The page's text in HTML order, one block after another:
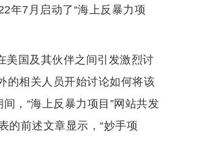
年7月启动了“海上反暴力项
美国及其伙伴之间引发激烈讨
的相关人员开始讨论如何将该
，“海上反暴力项目”网站共发
的前述文章显示，“妙手项